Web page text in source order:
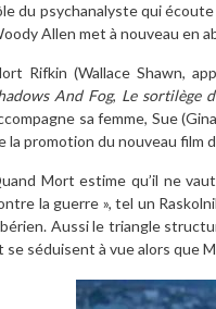
du psychanalyste qui
Allen met à nouveau en
Rifkin (Wallace Shawn,
And Fog, Le sortilège
sa femme, Sue
la promotion du nouveau film
Mort estime qu’il ne
la guerre », tel un
Aussi le triangle
se séduisent à vue alors que